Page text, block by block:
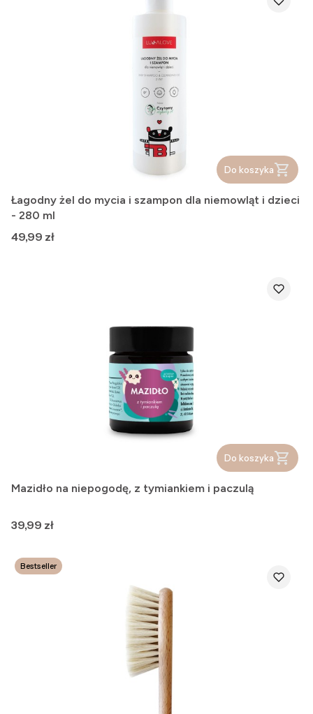
Do koszyka
Łagodny żel do mycia i szampon dla niemowląt i dzieci
- 280 ml
Cena
49,99 zł
Do koszyka
Mazidło na niepogodę, z tymiankiem i paczulą
Cena
39,99 zł
Bestseller